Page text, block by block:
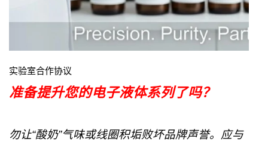
实验室合作协议
准备提升您的电子液体系列了吗？
勿让“酸奶”气味或线圈积垢败坏品牌声誉。应与